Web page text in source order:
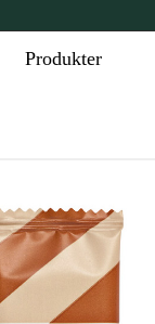
Produkter